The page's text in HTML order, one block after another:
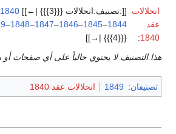
انحلالات
عقد
1840
:
[[:تصنيف:انحلالات {{{3}}} |←]] 1840
1844
–
1845
–
1846
–
1847
–
1848
–
{{{4}}} |→]]
هذا التصنيف لا يحتوي حالياً على أي صفحات أو
تصنيفان:
1849 انحلالات عقد 1840